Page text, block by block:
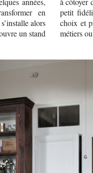
en
alors
un stand
petit
choix et
métiers